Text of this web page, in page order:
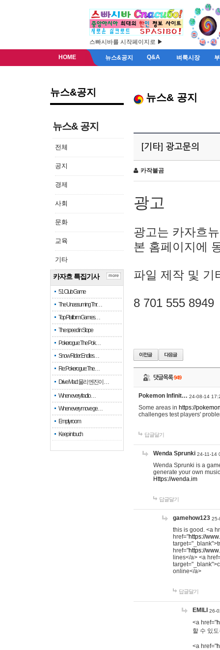
스빠시바를 시작페이지로 ▶
HOME 뉴스&공지 Q&A 벼룩시장
뉴스&공지
뉴스& 공지
전체
공지
경제
사회
문화
교육
기타
카자흐 특집기사
51 Club Game
The Unassuming Thr…
Top Platform Games…
The speed in Slope
Pokerogue: The Pok…
Snow Rider: Endles…
Re: Pokerogue: The…
Drive Mad: 물리 엔진이 …
When every fractio…
When every move ge…
Empty room
Keep in touch
more
뉴스& 공지
[기타] 광고문의
카작불곰
광고
광고는 카자흐
본 홈페이지에
파일 제작 및 기
8 701 555 8949
댓글목록949
Pokemon Infinit… 24-08-14
Some areas in https://
challenges test players'
답글달기
Wenda Sprunki 24-11-14
Wenda Sprunki is a
generate your own
Https://wenda.im
답글달기
gamehow123 25-
this is good. <a
href="https://
href="https://
lines</a> <a
online</a>
답글달기
EMILI 26-
<a href="
할 수 있
<a href="